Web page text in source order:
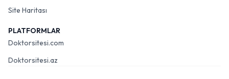
Site Haritası
PLATFORMLAR
Doktorsitesi.com
Doktorsitesi.az